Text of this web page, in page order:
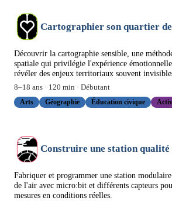
Cartographier son quartier de
Découvrir la cartographie sensible, une
spatiale qui privilégie l'expérience
révéler des enjeux territoriaux souvent
8–18 ans · 120 min · Débutant
Arts
Géographie Éducation civique
Construire une station
Fabriquer et programmer une station
de l'air avec micro:bit et différents capteurs
mesures en conditions réelles.